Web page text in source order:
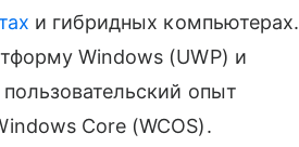
и гибридных компьютерах.
Windows (UWP) и
опыт
Core (WCOS).